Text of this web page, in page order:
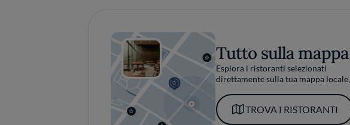
Tutto sulla mappa
Esplora i ristoranti selezionati
direttamente sulla tua mappa locale.
TROVA I RISTORANTI